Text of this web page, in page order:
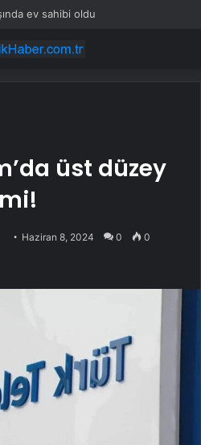
ev sahibi oldu
üst düzey
Haziran 8, 2024 0 0